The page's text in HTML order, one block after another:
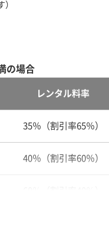
）
の場合
レンタル料率
35％（割引率65％）
40％（割引率60％）